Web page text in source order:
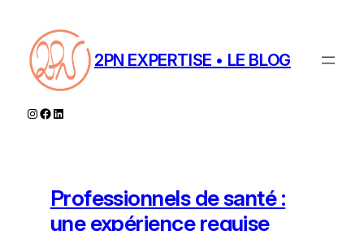
contenu
2PN EXPERTISE • LE BLOG
Instagram
Facebook
LinkedIn
Professionnels de santé :
une expérience requise